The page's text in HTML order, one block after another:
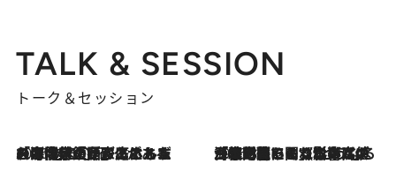
TALK & SESSION
トーク＆セッション
2026.8.3
「今後値上げがあるとすれば…」「リスクがあるのは今年の冬」エネルギー専門家が語る、ホルムズ海峡封鎖が家庭にもたらす“ある心配” 2026.8.3
「住宅建てられない…」「サーチャージ料の高値が続いている」ホルムズ海峡封鎖による影響はいつまで続く？《エネルギー専門家に聞く“どうなる日本の暮らし”》